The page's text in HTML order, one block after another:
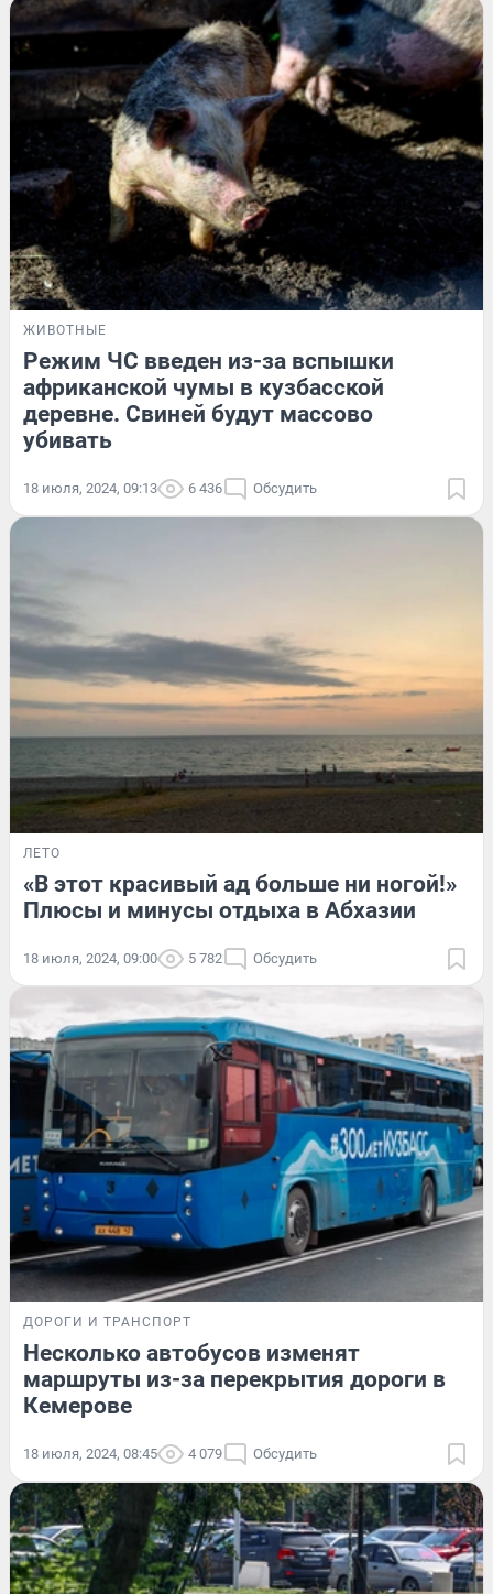
ЖИВОТНЫЕ
Режим ЧС введен из-за вспышки
африканской чумы в кузбасской
деревне. Свиней будут массово
убивать
18 июля, 2024, 09:13 6 436 Обсудить
ЛЕТО
«В этот красивый ад больше ни ногой!»
Плюсы и минусы отдыха в Абхазии
18 июля, 2024, 09:00 5 782 Обсудить
ДОРОГИ И ТРАНСПОРТ
Несколько автобусов изменят
маршруты из-за перекрытия дороги в
Кемерове
18 июля, 2024, 08:45 4 079 Обсудить